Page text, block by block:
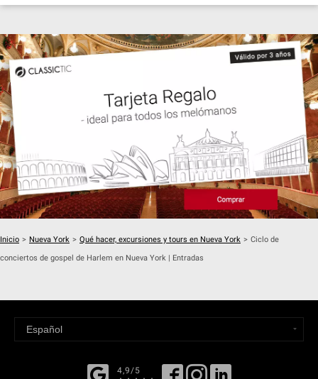
Inicio > Nueva York > Qué hacer, excursiones y tours en Nueva York > Ciclo de
conciertos de gospel de Harlem en Nueva York | Entradas
4,9/5